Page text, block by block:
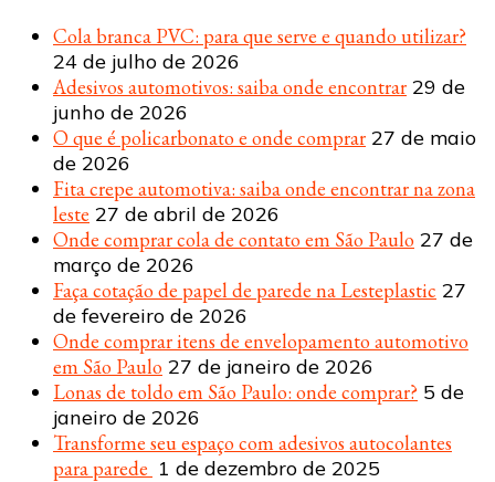
Cola branca PVC: para que serve e quando utilizar?
24 de julho de 2026
Adesivos automotivos: saiba onde encontrar 29 de
junho de 2026
O que é policarbonato e onde comprar 27 de maio
de 2026
Fita crepe automotiva: saiba onde encontrar na zona
leste 27 de abril de 2026
Onde comprar cola de contato em São Paulo 27 de
março de 2026
Faça cotação de papel de parede na Lesteplastic 27
de fevereiro de 2026
Onde comprar itens de envelopamento automotivo
em São Paulo 27 de janeiro de 2026
Lonas de toldo em São Paulo: onde comprar? 5 de
janeiro de 2026
Transforme seu espaço com adesivos autocolantes
para parede 1 de dezembro de 2025